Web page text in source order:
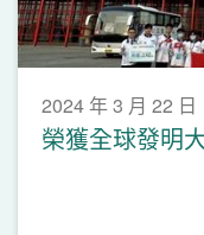
2024 年 3 月 22 日
榮獲全球發明